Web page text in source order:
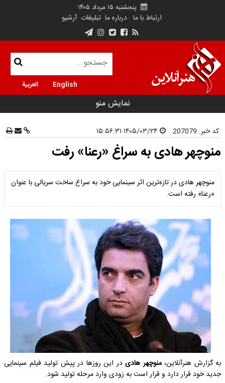
پنجشنبه ۱۵ مرداد ۱۴۰۵
ارتباط با ما درباره ما تبلیغات آرشیو
English العربية
نمایش منو
کد خبر: 207079
منوچهر هادی به سراغ «رعنا» رفت
منوچهر هادی در تازه‌ترین اثر سینمایی خود به سراغ ساخت سریالی با عنوان
«رعنا» رفته است.
به گزارش هنرآنلاین،منوچهر هادی در این روزها در پیش تولید فیلم سینمایی
جدید خود قرار دارد و قرار است به زودی وارد مرحله تولید شود.